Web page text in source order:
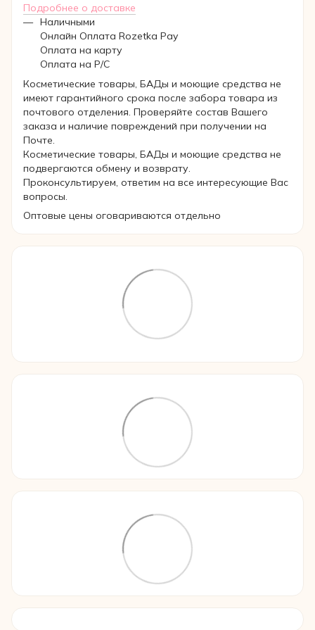
Подробнее о доставке
Наличными
Онлайн Оплата Rozetka Pay
Оплата на карту
Оплата на Р/C
Косметические товары, БАДы и моющие средства не
имеют гарантийного срока после забора товара из
почтового отделения. Проверяйте состав Вашего
заказа и наличие повреждений при получении на
Почте.
Косметические товары, БАДы и моющие средства не
подвергаются обмену и возврату.
Проконсультируем, ответим на все интересующие Вас
вопросы.
Оптовые цены оговариваются отдельно